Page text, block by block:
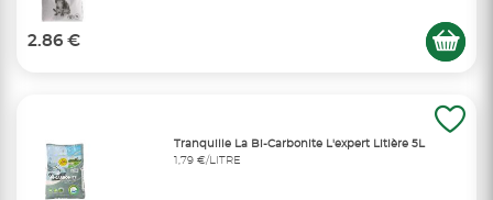
2.86 €
Tranquille La Bi-Carbonite L'expert Litière 5L
1,79 €/LITRE